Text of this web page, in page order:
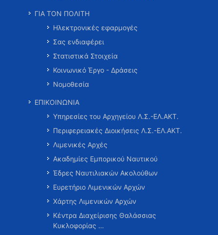
ΓΙΑ ΤΟΝ ΠΟΛΙΤΗ
Ηλεκτρονικές εφαρμογές
Σας ενδιαφέρει
Στατιστικά Στοιχεία
Κοινωνικό Έργο - Δράσεις
Νομοθεσία
ΕΠΙΚΟΙΝΩΝΙΑ
Υπηρεσίες του Αρχηγείου Λ.Σ.-ΕΛ.ΑΚΤ.
Περιφερειακές Διοικήσεις Λ.Σ.-ΕΛ.ΑΚΤ.
Λιμενικές Αρχές
Ακαδημίες Εμπορικού Ναυτικού
Έδρες Ναυτιλιακών Ακολούθων
Ευρετήριο Λιμενικών Αρχών
Χάρτης Λιμενικών Αρχών
Κέντρα Διαχείρισης Θαλάσσιας
Κυκλοφορίας …